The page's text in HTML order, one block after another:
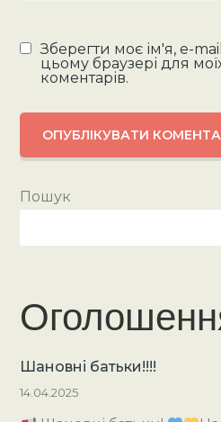
Зберегти моє ім'я, e-
цьому браузері для
коментарів.
Пошук
Шановні батьки!!!!
14.04.2025